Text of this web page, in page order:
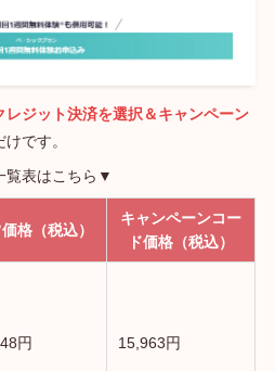
ジット決済を選択＆キャンペーン
けです。
覧表はこちら▼
格（税込）
キャンペーンコー
ド価格（税込）
円 15,963円